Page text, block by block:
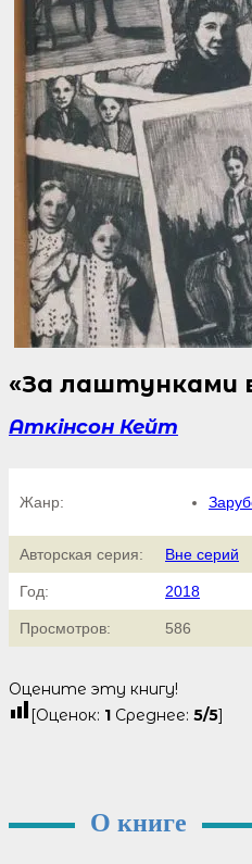
«За лаштунками
Аткінсон Кейт
Жанр:
Авторская серия: Вне серий
Год: 2018
Просмотров: 586
Оцените эту книгу!
[Оценок: 1 Среднее: 5/5]
О книге